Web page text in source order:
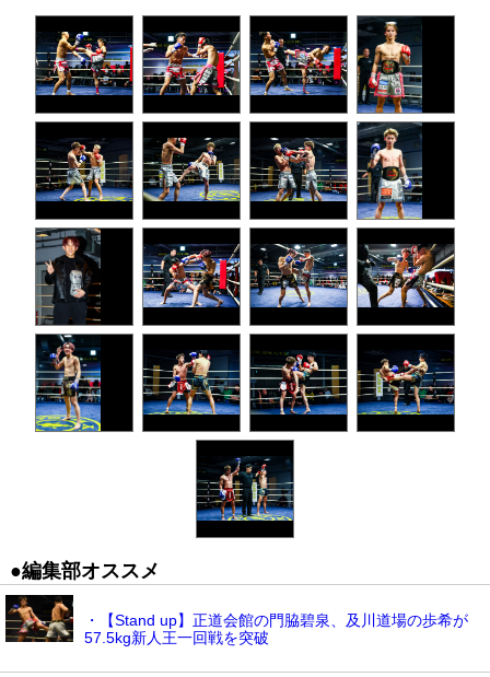
●編集部オススメ
・【Stand up】正道会館の門脇碧泉、及川道場の歩希が
57.5kg新人王一回戦を突破